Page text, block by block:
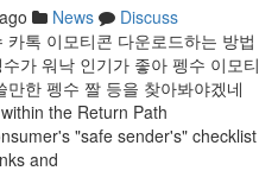
News
Discuss
톡 이모티콘 다운로드하는 방법
가 워낙 인기가 좋아 펭수 이모티
한 펭수 짤 등을 찾아봐야겠네
the Return Path
"safe sender's" checklist
and